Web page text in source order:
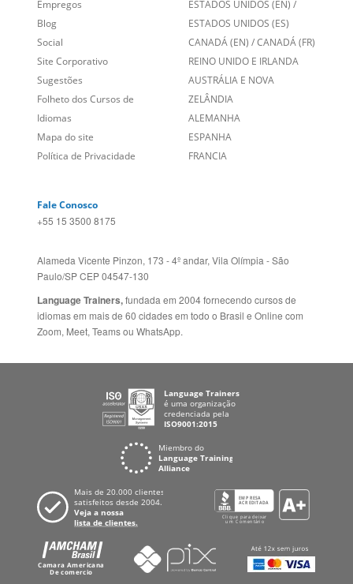
Social
Site Corporativo
Sugestões
Folheto dos Cursos de
Idiomas
Mapa do site
Política de Privacidade
CANADÁ (EN)/CANADÁ (FR)
REINO UNIDO E IRLANDA
AUSTRÁLIA E NOVA
ZELÂNDIA
ALEMANHA
ESPANHA
FRANCIA
Alameda Vicente Pinzon, 173 - 4º andar, Vila Olímpia - São
Language Trainers,fundada em 2004 fornecendo cursos de
idiomas em mais de 60 cidades em todo o Brasil e Online com